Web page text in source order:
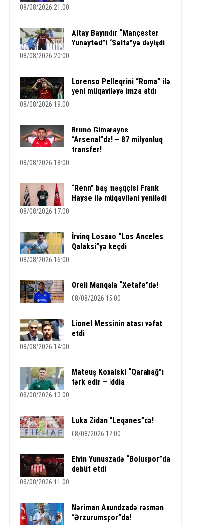
08/08/2026 21:00
Altay Bayındır “Mançester
Yunayted”i “Selta”ya dəyişdi
08/08/2026 20:00
Lorenso Pelleqrini “Roma” ilə
yeni müqaviləyə imza atdı
08/08/2026 19:00
Bruno Gimarayns
“Arsenal”da! – 87 milyonluq
transfer!
08/08/2026 18:00
“Renn” baş məşqçisi Frank
Hayse ilə müqaviləni yenilədi
08/08/2026 17:00
İrvinq Losano “Los Anceles
Qalaksi”yə keçdi
08/08/2026 16:00
Oreli Manqala “Xetafe”də!
08/08/2026 15:00
Lionel Messinin atası vəfat
etdi
08/08/2026 14:00
Mateuş Koxalski “Qarabağ”ı
tərk edir – İddia
08/08/2026 13:00
Luka Zidan “Leqanes”də!
08/08/2026 12:00
Elvin Yunuszadə “Boluspor”da
debüt etdi
08/08/2026 11:00
Nəriman Axundzadə rəsmən
“Ərzurumspor”da!